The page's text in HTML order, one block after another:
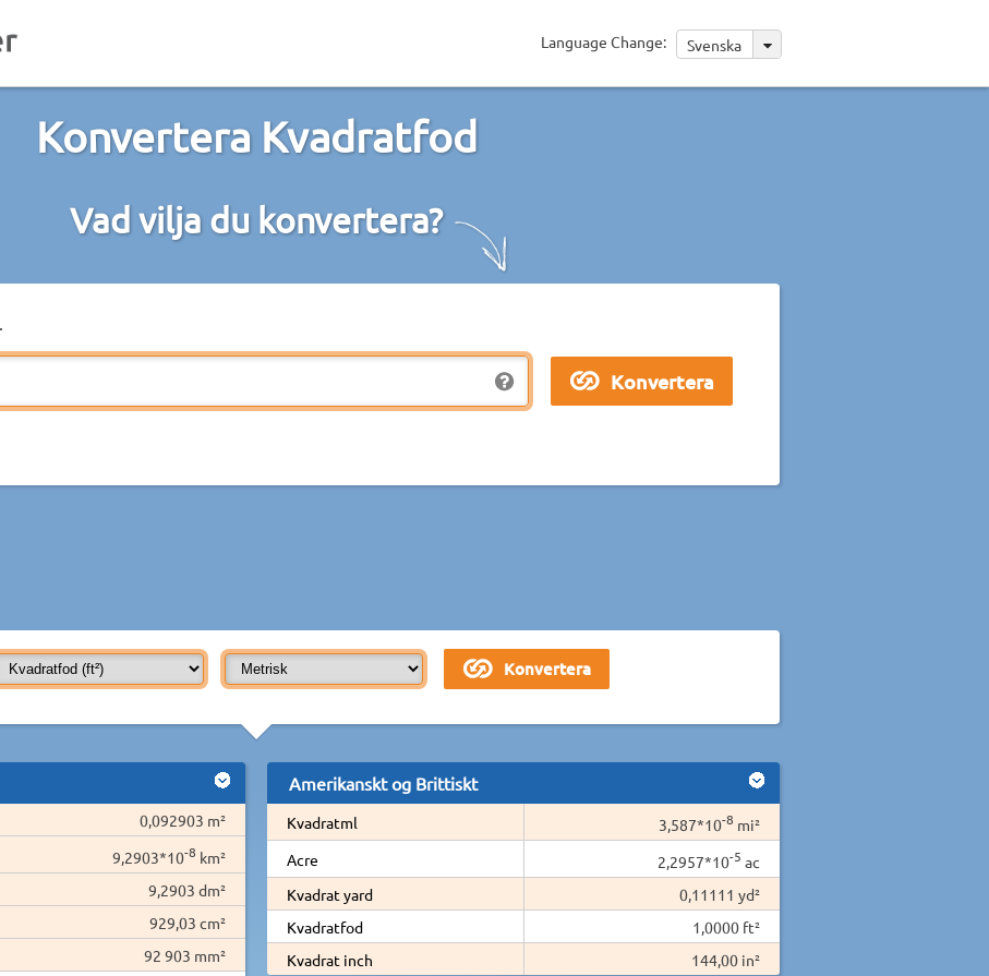
Language Change: Svenska
Konvertera Kvadratfod
Vad vilja du konvertera?
0,092903 m²
9,2903*10-8 km²
9,2903 dm²
929,03 cm²
92 903 mm²
Amerikanskt og Brittiskt
Kvadratml 3,587*10-8 mi²
Acre
2,2957*10-5 ac
Kvadrat yard
0,11111 yd²
Kvadratfod
1,0000 ft²
Kvadrat inch
144,00 in²